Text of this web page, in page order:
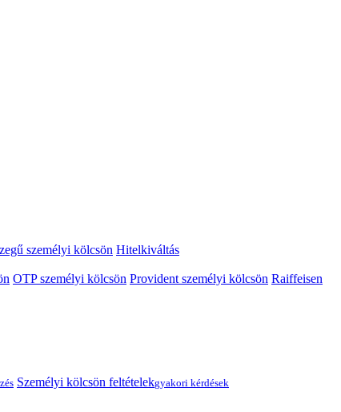
személyi kölcsön Hitelkiváltás
OTP személyi kölcsön Provident személyi kölcsön Raiffeisen
Személyi kölcsön feltételekgyakori kérdések